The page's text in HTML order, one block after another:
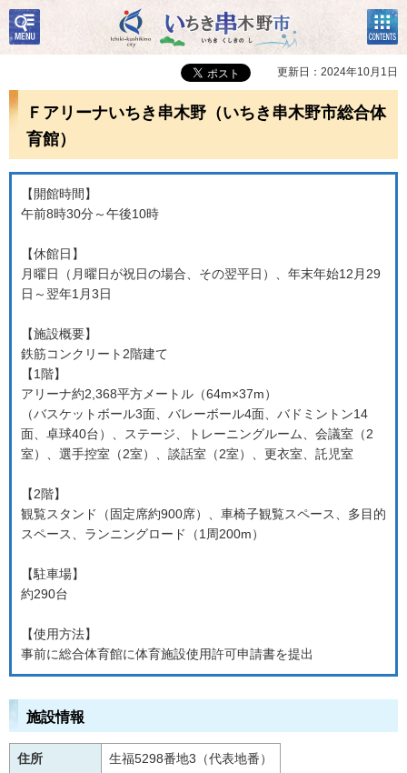
いちき串木野市
検
索・
共通
コン
テン
ツメ
ニュ
更新日：2024年10月1日
Ｆアリーナいちき串木野（いちき串木野市総合体
育館）
【開館時間】
午前8時30分～午後10時
【休館日】
月曜日（月曜日が祝日の場合、その翌平日）、年末年始12月29
日～翌年1月3日
【施設概要】
鉄筋コンクリート2階建て
【1階】
アリーナ約2,368平方メートル（64m×37m）
（バスケットボール3面、バレーボール4面、バドミントン14
面、卓球40台）、ステージ、トレーニングルーム、会議室（2
室）、選手控室（2室）、談話室（2室）、更衣室、託児室
【2階】
観覧スタンド（固定席約900席）、車椅子観覧スペース、多目的
スペース、ランニングロード（1周200m）
【駐車場】
約290台
【使用方法】
事前に総合体育館に体育施設使用許可申請書を提出
施設情報
住所 生福5298番地3（代表地番）